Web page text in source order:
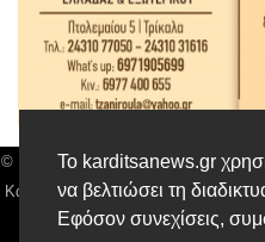
Το karditsanews.gr
να βελτιώσει τη
Εφόσον συνεχίσεις,
© Karditsa News | Διακριτικός
Καρδίτσας, Αρ. Γεμή:
Τηλ: 24410 42500,